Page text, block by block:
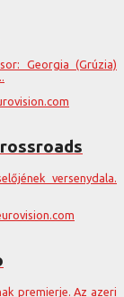
Georgia (Grúzia)
versenydala.
premierje. Az azeri